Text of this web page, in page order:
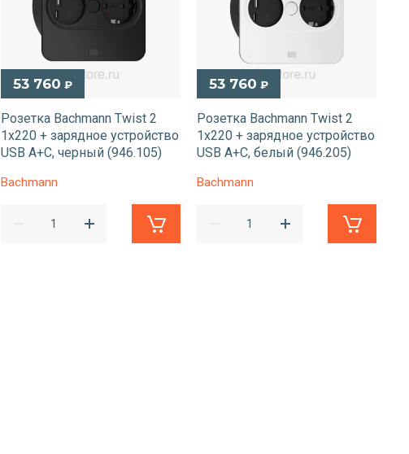
53 760 ₽
Розетка Bachmann Twist 2
1х220 + зарядное устройство
USB A+C, черный (946.105)
Bachmann
53 760 ₽
Розетка Bachmann Twist 2
1х220 + зарядное устройство
USB A+C, белый (946.205)
Bachmann